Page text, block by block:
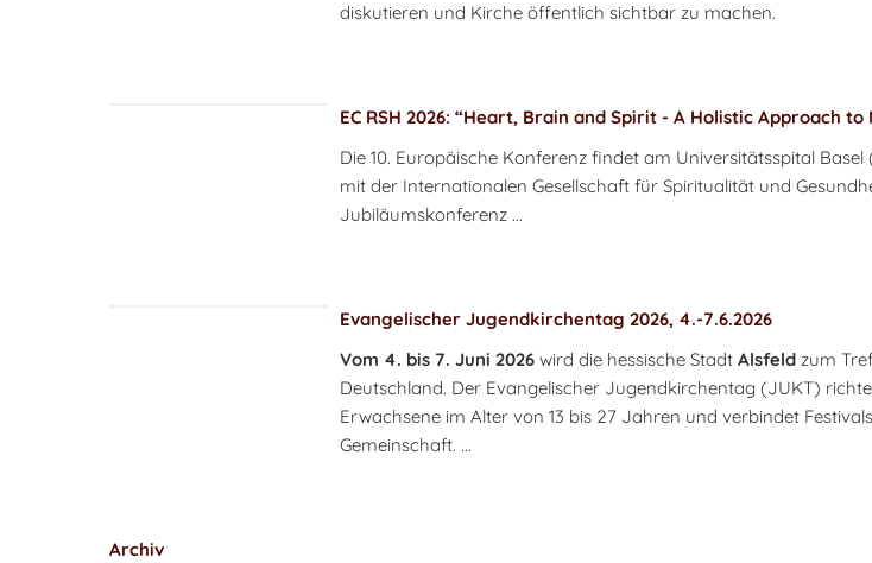
diskutieren und Kirche öffentlich sichtbar zu machen.
EC RSH 2026: “Heart, Brain and Spirit - A Holistic Approach
Die 10. Europäische Konferenz findet am Universitätsspital
mit der Internationalen Gesellschaft für Spiritualität und
Jubiläumskonferenz ...
Evangelischer Jugendkirchentag 2026, 4.-7.6.2026
Vom 4. bis 7. Juni 2026 wird die hessische Stadt Alsfeld zum
Deutschland. Der Evangelischer Jugendkirchentag (JUKT)
Erwachsene im Alter von 13 bis 27 Jahren und verbindet
Gemeinschaft. ...
Archiv